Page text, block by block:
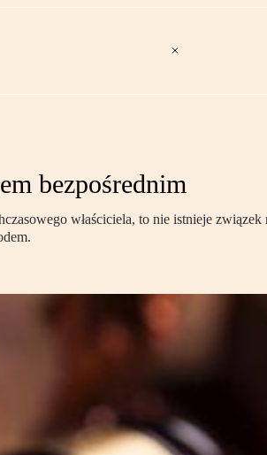
bezpośrednim
właściciela, to nie istnieje